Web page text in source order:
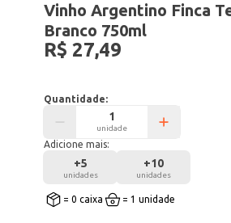
Vinho Argentino Finca
Branco 750ml
R$ 27,49
Quantidade:
unidade
Adicione mais:
+5
unidades
+10
unidades
= 0 caixa = 1 unidade